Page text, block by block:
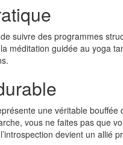
suivre des programmes
méditation guidée au yoga
une véritable bouffée
vous ne faites pas que
devient un allié